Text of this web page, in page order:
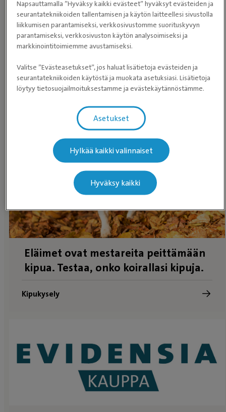
Eläimet ovat mestareita peittämään
Eläimet ovat mestareita peittämään
kipua. Testaa, onko koirallasi kipuja.
Kipukysely
Napsauttamalla ”Hyväksy kaikki evästeet” hyväksyt evästeiden ja
seurantatekniikoiden tallentamisen ja käytön laitteellesi sivustolla
liikkumisen parantamiseksi, verkkosivustomme suorituskyvyn
parantamiseksi, verkkosivuston käytön analysoimiseksi ja
markkinointitoimiemme avustamiseksi.
Valitse ”Evästeasetukset”, jos haluat lisätietoja evästeiden ja
seurantatekniikoiden käytöstä ja muokata asetuksiasi. Lisätietoja
löytyy tietosuojailmoituksestamme ja evästekäytännöstämme.
Asetukset
Hylkää kaikki valinnaiset
Hyväksy kaikki